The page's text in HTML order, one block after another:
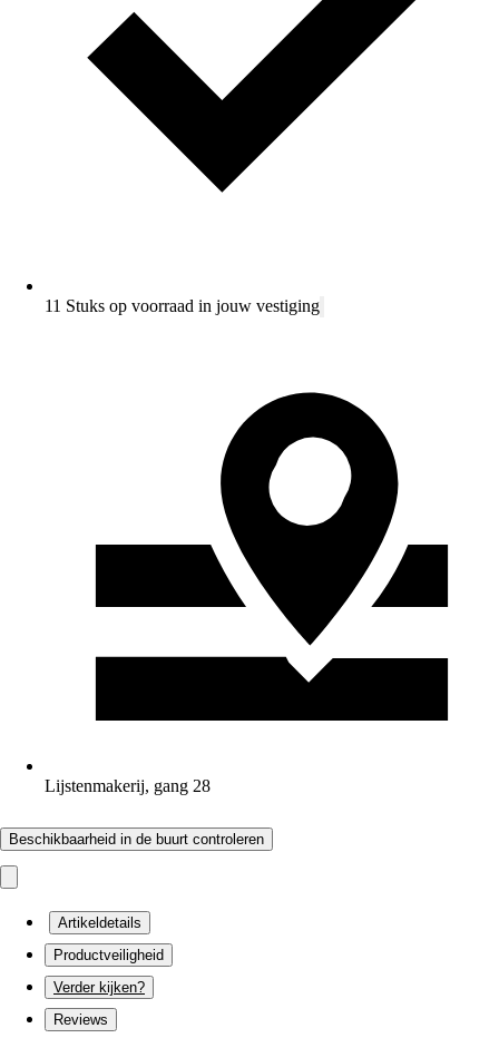
11 Stuks op voorraad in jouw vestiging
Lijstenmakerij, gang 28
Beschikbaarheid in de buurt controleren
Artikeldetails
Productveiligheid
Verder kijken?
Reviews